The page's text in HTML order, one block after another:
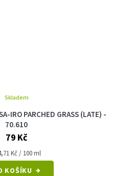
IRO PARCHED GRASS (LATE) -
70.610
Skladem
79 Kč
Kč / 100 ml
KOŠÍKU